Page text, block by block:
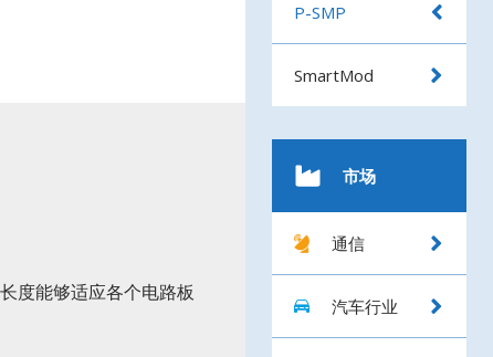
度能够适应各个电路板
P-SMP
SmartMod
市场
图
像
通信
图
像
汽车行业